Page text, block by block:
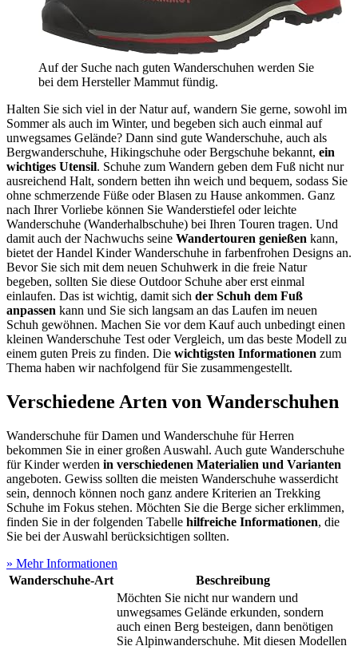
Auf der Suche nach guten Wanderschuhen werden Sie
bei dem Hersteller Mammut fündig.
Halten Sie sich viel in der Natur auf, wandern Sie gerne, sowohl im
Sommer als auch im Winter, und begeben sich auch einmal auf
unwegsames Gelände? Dann sind gute Wanderschuhe, auch als
Bergwanderschuhe, Hikingschuhe oder Bergschuhe bekannt, ein
wichtiges Utensil. Schuhe zum Wandern geben dem Fuß nicht nur
ausreichend Halt, sondern betten ihn weich und bequem, sodass Sie
ohne schmerzende Füße oder Blasen zu Hause ankommen. Ganz
nach Ihrer Vorliebe können Sie Wanderstiefel oder leichte
Wanderschuhe (Wanderhalbschuhe) bei Ihren Touren tragen. Und
damit auch der Nachwuchs seine Wandertouren genießen kann,
bietet der Handel Kinder Wanderschuhe in farbenfrohen Designs an.
Bevor Sie sich mit dem neuen Schuhwerk in die freie Natur
begeben, sollten Sie diese Outdoor Schuhe aber erst einmal
einlaufen. Das ist wichtig, damit sich der Schuh dem Fuß
anpassen kann und Sie sich langsam an das Laufen im neuen
Schuh gewöhnen. Machen Sie vor dem Kauf auch unbedingt einen
kleinen Wanderschuhe Test oder Vergleich, um das beste Modell zu
einem guten Preis zu finden. Die wichtigsten Informationen zum
Thema haben wir nachfolgend für Sie zusammengestellt.
Verschiedene Arten von Wanderschuhen
Wanderschuhe für Damen und Wanderschuhe für Herren
bekommen Sie in einer großen Auswahl. Auch gute Wanderschuhe
für Kinder werden in verschiedenen Materialien und Varianten
angeboten. Gewiss sollten die meisten Wanderschuhe wasserdicht
sein, dennoch können noch ganz andere Kriterien an Trekking
Schuhe im Fokus stehen. Möchten Sie die Berge sicher erklimmen,
finden Sie in der folgenden Tabelle hilfreiche Informationen, die
Sie bei der Auswahl berücksichtigen sollten.
» Mehr Informationen
Wanderschuhe-Art
Beschreibung
Möchten Sie nicht nur wandern und
unwegsames Gelände erkunden, sondern
auch einen Berg besteigen, dann benötigen
Sie Alpinwanderschuhe. Mit diesen Modellen